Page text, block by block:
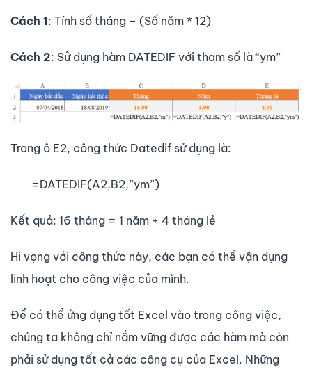
Cách 1: Tính số tháng – (Số năm * 12)
Cách 2: Sử dụng hàm DATEDIF với tham số là “ym”
Trong ô E2, công thức Datedif sử dụng là:
=DATEDIF(A2,B2,”ym”)
Kết quả: 16 tháng = 1 năm + 4 tháng lẻ
Hi vọng với công thức này, các bạn có thể vận dụng
linh hoạt cho công việc của mình.
Để có thể ứng dụng tốt Excel vào trong công việc,
chúng ta không chỉ nắm vững được các hàm mà còn
phải sử dụng tốt cả các công cụ của Excel. Những